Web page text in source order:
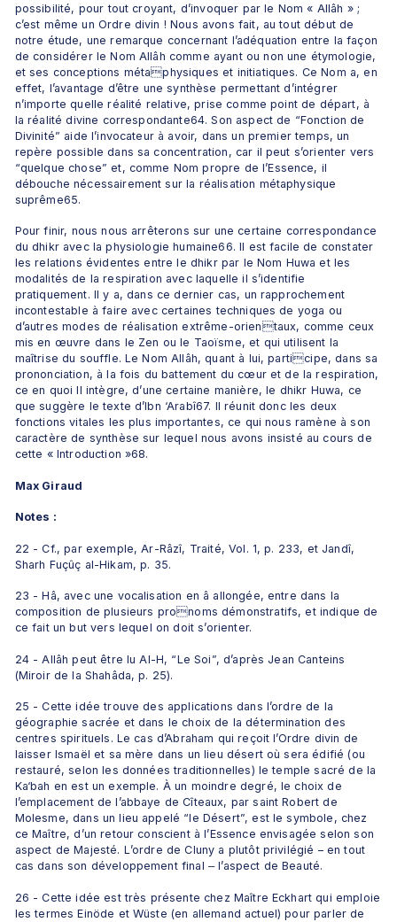
possibilité, pour tout croyant, d’invoquer par le Nom « Allâh » ;
c’est même un Ordre divin ! Nous avons fait, au tout début de
notre étude, une remarque concernant l’adéquation entre la façon
de considérer le Nom Allâh comme ayant ou non une étymologie,
et ses conceptions métaphysiques et initiatiques. Ce Nom a, en
effet, l’avantage d’être une synthèse permettant d’intégrer
n’importe quelle réalité relative, prise comme point de départ, à
la réalité divine correspondante64. Son aspect de “Fonction de
Divinité” aide l’invocateur à avoir, dans un premier temps, un
repère possible dans sa concentration, car il peut s’orienter vers
“quelque chose” et, comme Nom propre de l’Essence, il
débouche nécessairement sur la réalisation métaphysique
suprême65.
Pour finir, nous nous arrêterons sur une certaine correspondance
du dhikr avec la physiologie humaine66. Il est facile de constater
les relations évidentes entre le dhikr par le Nom Huwa et les
modalités de la respiration avec laquelle il s’identifie
pratiquement. Il y a, dans ce dernier cas, un rapprochement
incontestable à faire avec certaines techniques de yoga ou
d’autres modes de réalisation extrême-orientaux, comme ceux
mis en œuvre dans le Zen ou le Taoïsme, et qui utilisent la
maîtrise du souffle. Le Nom Allâh, quant à lui, participe, dans sa
prononciation, à la fois du battement du cœur et de la respiration,
ce en quoi Il intègre, d’une certaine manière, le dhikr Huwa, ce
que suggère le texte d’Ibn ‘Arabî67. Il réunit donc les deux
fonctions vitales les plus importantes, ce qui nous ramène à son
caractère de synthèse sur lequel nous avons insisté au cours de
cette « Introduction »68.
Max Giraud
Notes :
22 - Cf., par exemple, Ar-Râzî, Traité, Vol. 1, p. 233, et Jandî,
Sharh Fuçûç al-Hikam, p. 35.
23 - Hâ, avec une vocalisation en â allongée, entre dans la
composition de plusieurs pronoms démonstratifs, et indique de
ce fait un but vers lequel on doit s’orienter.
24 - Allâh peut être lu Al-H, “Le Soi”, d’après Jean Canteins
(Miroir de la Shahâda, p. 25).
25 - Cette idée trouve des applications dans l’ordre de la
géographie sacrée et dans le choix de la détermination des
centres spirituels. Le cas d’Abraham qui reçoit l’Ordre divin de
laisser Ismaël et sa mère dans un lieu désert où sera édifié (ou
restauré, selon les données traditionnelles) le temple sacré de la
Ka‘bah en est un exemple. À un moindre degré, le choix de
l’emplacement de l’abbaye de Cîteaux, par saint Robert de
Molesme, dans un lieu appelé “le Désert”, est le symbole, chez
ce Maître, d’un retour conscient à l’Essence envisagée selon son
aspect de Majesté. L’ordre de Cluny a plutôt privilégié – en tout
cas dans son développement final ‒ l’aspect de Beauté.
26 - Cette idée est très présente chez Maître Eckhart qui emploie
les termes Einöde et Wüste (en allemand actuel) pour parler de